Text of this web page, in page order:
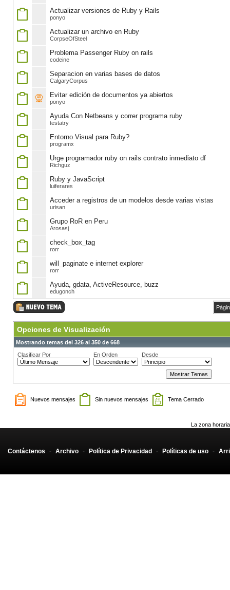
Actualizar versiones de Ruby y Rails
ponyo
Actualizar un archivo en Ruby
CorpseOfSteel
Problema Passenger Ruby on rails
codeine
Separacion en varias bases de datos
CalgaryCorpus
Evitar edición de documentos ya abiertos
ponyo
Ayuda Con Netbeans y correr programa ruby
testatry
Entorno Visual para Ruby?
programx
Urge programador ruby on rails contrato inmediato df
Richguz
Ruby y JavaScript
luiferares
Acceder a registros de un modelos desde varias vistas
urisan
Grupo RoR en Peru
Arosasj
check_box_tag
rorr
will_paginate e internet explorer
rorr
Ayuda, gdata, ActiveResource, buzz
edugonch
Opciones de Visualización
Mostrando temas del 326 al 350 de 668
Clasificar Por
En Orden Desde
Nuevos mensajes Sin nuevos mensajes Tema Cerrado
La zona
Contáctenos - Archivo - Política de Privacidad - Políticas de uso -